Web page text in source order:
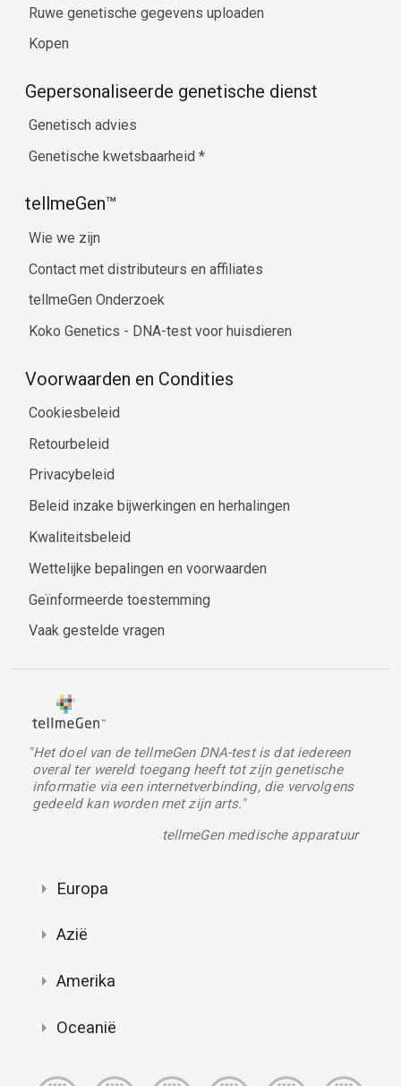
Ruwe genetische gegevens uploaden
Kopen
Gepersonaliseerde genetische dienst
Genetisch advies
Genetische kwetsbaarheid *
tellmeGen™
Wie we zijn
Contact met distributeurs en affiliates
tellmeGen Onderzoek
Koko Genetics - DNA-test voor huisdieren
Voorwaarden en Condities
Cookiesbeleid
Retourbeleid
Privacybeleid
Beleid inzake bijwerkingen en herhalingen
Kwaliteitsbeleid
Wettelijke bepalingen en voorwaarden
Geïnformeerde toestemming
Vaak gestelde vragen
"Het doel van de tellmeGen DNA-test is dat iedereen
overal ter wereld toegang heeft tot zijn genetische
informatie via een internetverbinding, die vervolgens
gedeeld kan worden met zijn arts."
tellmeGen medische apparatuur
Europa
Azië
Amerika
Oceanië